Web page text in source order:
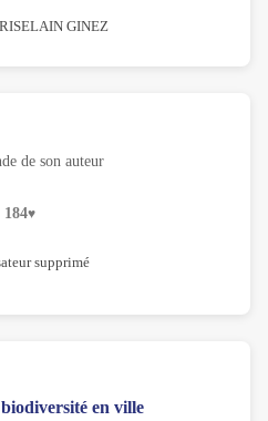
GINEZ
de son auteur
184
supprimé
en ville